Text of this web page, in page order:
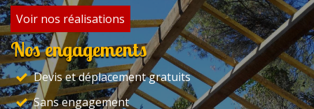
Voir nos réalisations
Nos engagements
Devis et déplacement gratuits
Sans engagement